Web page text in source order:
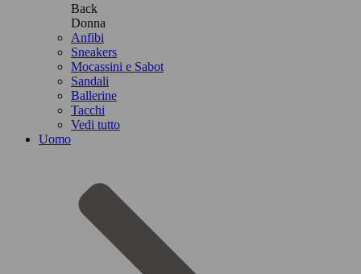
Back
Donna
Anfibi
Sneakers
Mocassini e Sabot
Sandali
Ballerine
Tacchi
Vedi tutto
Uomo